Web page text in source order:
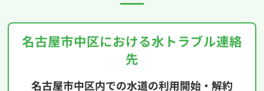
名古屋市中区における水トラブル連絡
先
名古屋市中区内での水道の利用開始・解約